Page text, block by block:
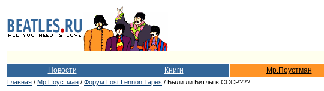
Новости Книги Мр.Поустман
Главная / Мр.Поустман / Форум Lost Lennon Tapes / Были ли Битлы в СССР???